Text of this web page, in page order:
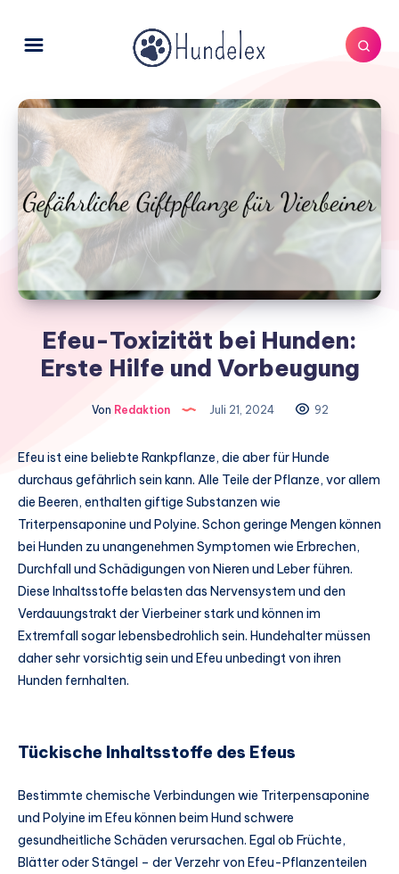
Efeu-Toxizität bei Hunden:
Erste Hilfe und Vorbeugung
Von Redaktion Juli 21, 2024 92
Efeu ist eine beliebte Rankpflanze, die aber für Hunde
durchaus gefährlich sein kann. Alle Teile der Pflanze, vor allem
die Beeren, enthalten giftige Substanzen wie
Triterpensaponine und Polyine. Schon geringe Mengen können
bei Hunden zu unangenehmen Symptomen wie Erbrechen,
Durchfall und Schädigungen von Nieren und Leber führen.
Diese Inhaltsstoffe belasten das Nervensystem und den
Verdauungstrakt der Vierbeiner stark und können im
Extremfall sogar lebensbedrohlich sein. Hundehalter müssen
daher sehr vorsichtig sein und Efeu unbedingt von ihren
Hunden fernhalten.
Tückische Inhaltsstoffe des Efeus
Bestimmte chemische Verbindungen wie Triterpensaponine
und Polyine im Efeu können beim Hund schwere
gesundheitliche Schäden verursachen. Egal ob Früchte,
Blätter oder Stängel – der Verzehr von Efeu-Pflanzenteilen